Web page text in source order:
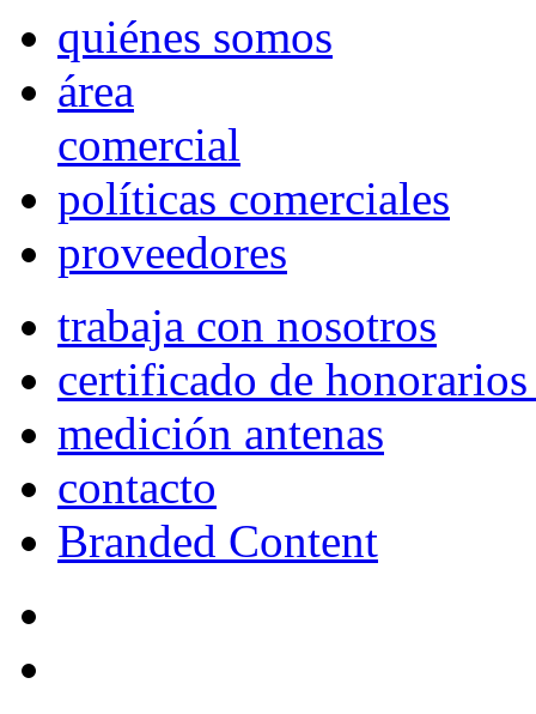
quiénes somos
área
comercial
políticas comerciales
proveedores
trabaja con nosotros
certificado de
medición antenas
contacto
Branded Content